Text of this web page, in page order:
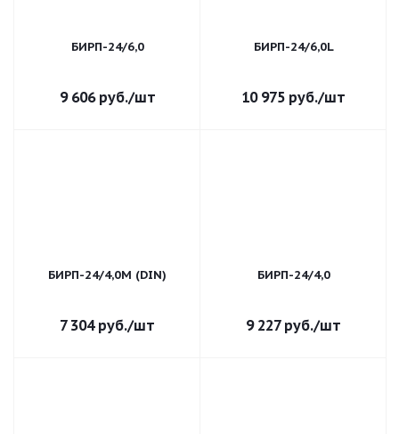
БИРП-24/6,0
9 606руб./шт
БИРП-24/6,0L
10 975 руб./шт
БИРП-24/4,0М (DIN)
7 304руб./шт
БИРП-24/4,0
9 227руб./шт